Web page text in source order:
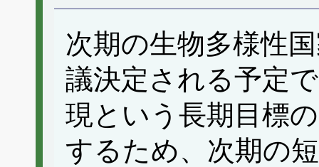
次期の生物多様性
議決定される予定
現という長期目標
するため、次期の